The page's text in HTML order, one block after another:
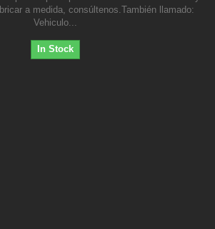
a medida, consúltenos.También llamado:
Vehiculo...
In Stock